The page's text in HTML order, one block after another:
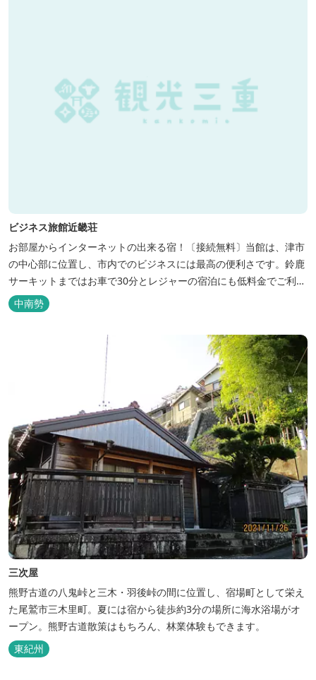
ビジネス旅館近畿荘
お部屋からインターネットの出来る宿！〔接続無料〕当館は、津市
の中心部に位置し、市内でのビジネスには最高の便利さです。鈴鹿
サーキットまではお車で30分とレジャーの宿泊にも低料金でご利用
いただけます。
中南勢
三次屋
熊野古道の八鬼峠と三木・羽後峠の間に位置し、宿場町として栄え
た尾鷲市三木里町。夏には宿から徒歩約3分の場所に海水浴場がオ
ープン。熊野古道散策はもちろん、林業体験もできます。
東紀州